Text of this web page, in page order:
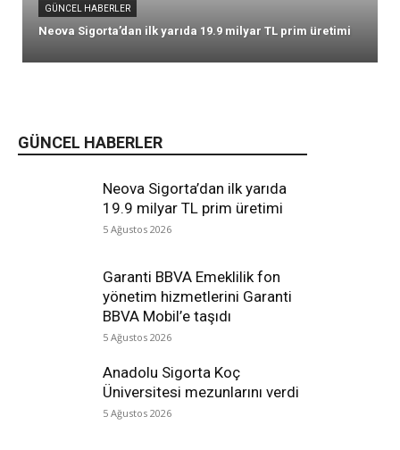
GÜNCEL HABERLER
Neova Sigorta’dan ilk yarıda
19.9 milyar TL prim üretimi
5 Ağustos 2026
Garanti BBVA Emeklilik fon
yönetim hizmetlerini Garanti
BBVA Mobil’e taşıdı
5 Ağustos 2026
Anadolu Sigorta Koç
Üniversitesi mezunlarını verdi
5 Ağustos 2026
GÜNCEL HABERLER
Neova Sigorta’dan ilk yarıda 19.9 milyar TL prim üretimi